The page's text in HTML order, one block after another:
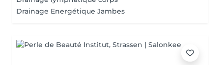
Drainage Energétique Jambes